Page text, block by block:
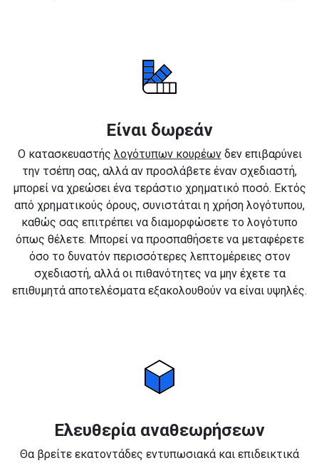
Είναι δωρεάν
Ο κατασκευαστής λογότυπων κουρέωνδεν επιβαρύνει
την τσέπη σας, αλλά αν προσλάβετε έναν σχεδιαστή,
μπορεί να χρεώσει ένα τεράστιο χρηματικό ποσό. Εκτός
από χρηματικούς όρους, συνιστάται η χρήση λογότυπου,
καθώς σας επιτρέπει να διαμορφώσετε το λογότυπο
όπως θέλετε. Μπορεί να προσπαθήσετε να μεταφέρετε
όσο το δυνατόν περισσότερες λεπτομέρειες στον
σχεδιαστή, αλλά οι πιθανότητες να μην έχετε τα
επιθυμητά αποτελέσματα εξακολουθούν να είναι υψηλές.
Ελευθερία αναθεωρήσεων
Θα βρείτε εκατοντάδες εντυπωσιακά και επιδεικτικά